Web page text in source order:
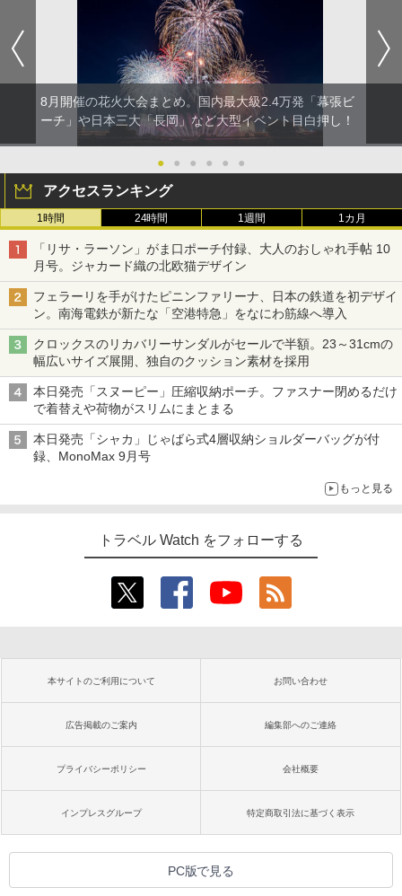
8月開催の花火大会まとめ。国内最大級2.4万発「幕張ビ
ーチ」や日本三大「長岡」など大型イベント目白押し！
● ● ● ● ● ●
アクセスランキング
1時間 24時間 1週間 1カ月
「リサ・ラーソン」がま口ポーチ付録、大人のおしゃれ手帖 10
月号。ジャカード織の北欧猫デザイン
フェラーリを手がけたピニンファリーナ、日本の鉄道を初デザイ
ン。南海電鉄が新たな「空港特急」をなにわ筋線へ導入
クロックスのリカバリーサンダルがセールで半額。23～31cmの
幅広いサイズ展開、独自のクッション素材を採用
本日発売「スヌーピー」圧縮収納ポーチ。ファスナー閉めるだけ
で着替えや荷物がスリムにまとまる
本日発売「シャカ」じゃばら式4層収納ショルダーバッグが付
録、MonoMax 9月号
もっと見る
トラベル Watch をフォローする
本サイトのご利用について お問い合わせ
広告掲載のご案内 編集部へのご連絡
プライバシーポリシー 会社概要
インプレスグループ 特定商取引法に基づく表示
PC版で見る